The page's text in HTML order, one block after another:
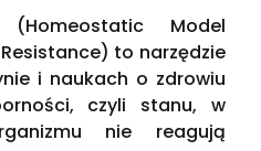
(Homeostatic Model
to narzędzie
i naukach o zdrowiu
czyli stanu, w
nie reagują